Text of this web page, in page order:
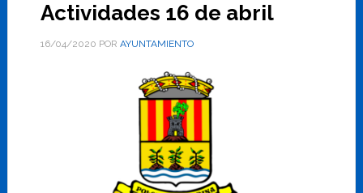
Actividades 16 de abril
16/04/2020 POR AYUNTAMIENTO